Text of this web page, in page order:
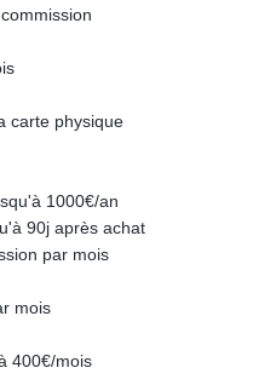
carte physique
1000€/an
90j après achat
par mois
mois
400€/mois